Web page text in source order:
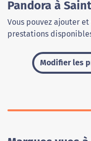
Pandora à
Vous pouvez ajouter
prestations
Modifier les